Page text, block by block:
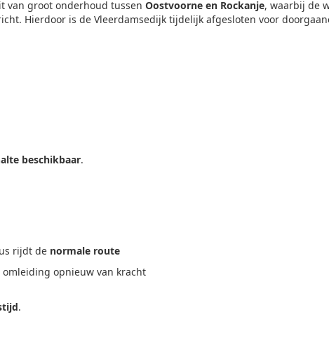
van groot onderhoud tussen Oostvoorne en Rockanje, waarbij de
Hierdoor is de Vleerdamsedijk tijdelijk afgesloten voor
beschikbaar.
rijdt de normale route
omleiding opnieuw van kracht
.